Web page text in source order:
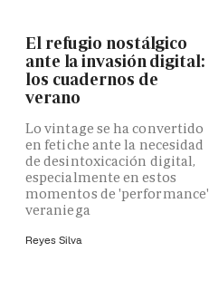
El refugio nostálgico
ante la invasión digital:
los cuadernos de
verano
Lo vintage se ha convertido
en fetiche ante la necesidad
de desintoxicación digital,
especialmente en estos
momentos de 'performance'
veraniega
Reyes Silva